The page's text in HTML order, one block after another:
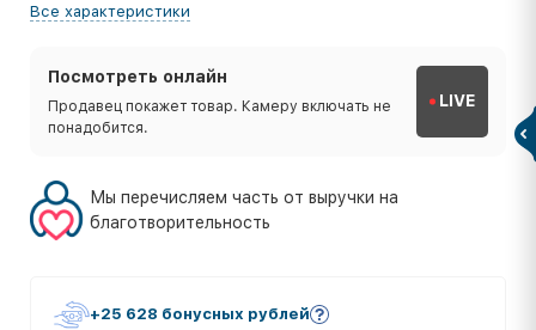
Все характеристики
Посмотреть онлайн
Продавец покажет товар. Камеру включать не
понадобится.
LIVE
Мы перечисляем часть от выручки на
благотворительность
+25 628 бонусных рублей